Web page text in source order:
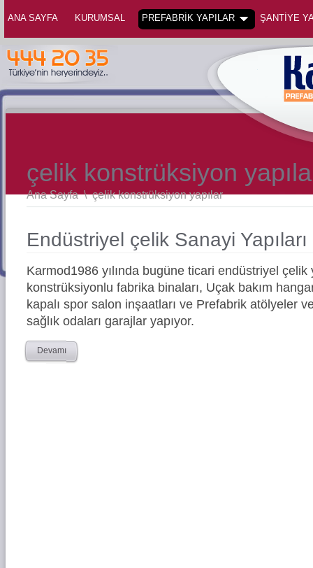
ANA SAYFA KURUMSAL PREFABRİK YAPILAR ŞANTİYE
çelik konstrüksiyon
Ana Sayfa \çelik konstrüksiyon yapılar
Endüstriyel çelik Sanayi Yapıları
Karmod1986 yılında bugüne ticari endüstriyel çelik
konstrüksiyonlu fabrika binaları, Uçak bakım
kapalı spor salon inşaatları ve Prefabrik atölyeler
sağlık odaları garajlar yapıyor.
Devamı